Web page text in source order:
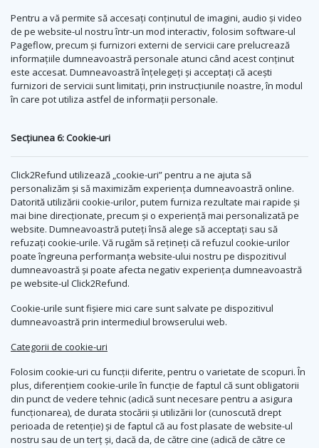
Pentru a vă permite să accesați conținutul de imagini, audio și video
de pe website-ul nostru într-un mod interactiv, folosim software-ul
Pageflow, precum și furnizori externi de servicii care prelucrează
informațiile dumneavoastră personale atunci când acest conținut
este accesat. Dumneavoastră înțelegeți și acceptați că acești
furnizori de servicii sunt limitați, prin instrucțiunile noastre, în modul
în care pot utiliza astfel de informații personale.
Secțiunea 6: Cookie-uri
Click2Refund utilizează „cookie-uri” pentru a ne ajuta să
personalizăm și să maximizăm experiența dumneavoastră online.
Datorită utilizării cookie-urilor, putem furniza rezultate mai rapide și
mai bine direcționate, precum și o experiență mai personalizată pe
website. Dumneavoastră puteți însă alege să acceptați sau să
refuzați cookie-urile. Vă rugăm să rețineți că refuzul cookie-urilor
poate îngreuna performanța website-ului nostru pe dispozitivul
dumneavoastră și poate afecta negativ experiența dumneavoastră
pe website-ul Click2Refund.
Cookie-urile sunt fișiere mici care sunt salvate pe dispozitivul
dumneavoastră prin intermediul browserului web.
Categorii de cookie-uri
Folosim cookie-uri cu funcții diferite, pentru o varietate de scopuri. În
plus, diferențiem cookie-urile în funcție de faptul că sunt obligatorii
din punct de vedere tehnic (adică sunt necesare pentru a asigura
funcționarea), de durata stocării și utilizării lor (cunoscută drept
perioada de retenție) și de faptul că au fost plasate de website-ul
nostru sau de un terț și, dacă da, de către cine (adică de către ce